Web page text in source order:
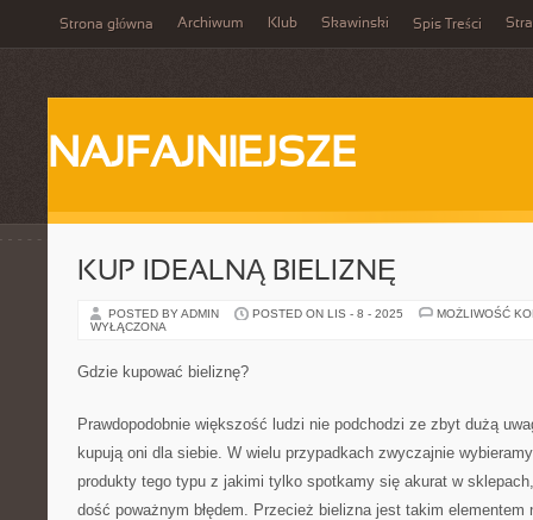
Strona główna Archiwum Klub Skawinski Spis Treści
NAJFAJNIEJSZE
KUP IDEALNĄ BIELIZNĘ
POSTED BY ADMIN POSTED ON LIS - 8 - 2025
MOŻLIWOŚĆ
WYŁĄCZONA
Gdzie kupować bieliznę?
Prawdopodobnie większość ludzi nie podchodzi ze zbyt dużą
kupują oni dla siebie. W wielu przypadkach zwyczajnie
produkty tego typu z jakimi tylko spotkamy się akurat w
dość poważnym błędem. Przecież bielizna jest takim elementem